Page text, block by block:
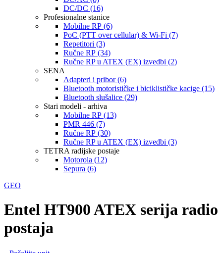
DC/DC (16)
Profesionalne stanice
Mobilne RP (6)
PoC (PTT over cellular) & Wi-Fi (7)
Repetitori (3)
Ručne RP (34)
Ručne RP u ATEX (EX) izvedbi (2)
SENA
Adapteri i pribor (6)
Bluetooth motorističke i biciklističke kacige (15)
Bluetooth slušalice (29)
Stari modeli - arhiva
Mobilne RP (13)
PMR 446 (7)
Ručne RP (30)
Ručne RP u ATEX (EX) izvedbi (3)
TETRA radijske postaje
Motorola (12)
Sepura (6)
GEO
Entel HT900 ATEX serija radio
postaja